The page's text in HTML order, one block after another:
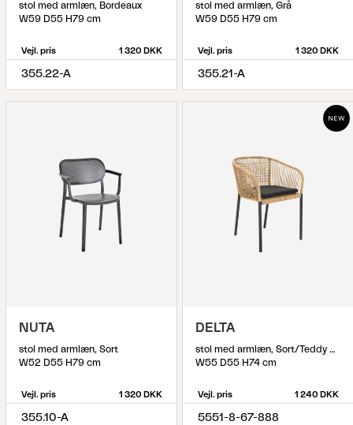
stol med armlæn, Bordeaux
W59 D55 H79 cm
Vejl. pris 1 320 DKK
355.22-A
stol med armlæn, Grå
W59 D55 H79 cm
Vejl. pris 1 320 DKK
355.21-A
NUTA
stol med armlæn, Sort
W52 D55 H79 cm
Vejl. pris 1 320 DKK
355.10-A
DELTA
stol med armlæn, Sort/Teddy Black
W55 D55 H74 cm
Vejl. pris 1 240 DKK
5551-8-67-888